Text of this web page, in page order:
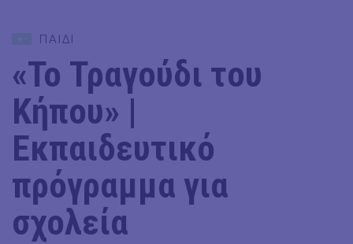
ΠΑΙΔΙ
«Το Τραγούδι του
Κήπου» |
Εκπαιδευτικό
πρόγραμμα για
σχολεία